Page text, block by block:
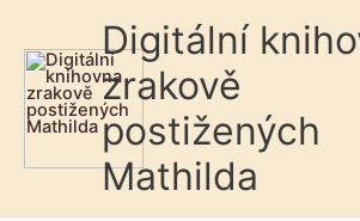
Digitální
zrakově
postižených
Mathilda